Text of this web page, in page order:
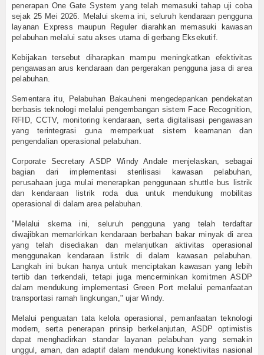
penerapan One Gate System yang telah memasuki tahap uji coba
sejak 25 Mei 2026. Melalui skema ini, seluruh kendaraan pengguna
layanan Express maupun Reguler diarahkan memasuki kawasan
pelabuhan melalui satu akses utama di gerbang Eksekutif.
Kebijakan tersebut diharapkan mampu meningkatkan efektivitas
pengawasan arus kendaraan dan pergerakan pengguna jasa di area
pelabuhan.
Sementara itu, Pelabuhan Bakauheni mengedepankan pendekatan
berbasis teknologi melalui pengembangan sistem Face Recognition,
RFID, CCTV, monitoring kendaraan, serta digitalisasi pengawasan
yang terintegrasi guna memperkuat sistem keamanan dan
pengendalian operasional pelabuhan.
Corporate Secretary ASDP Windy Andale menjelaskan, sebagai
bagian dari implementasi sterilisasi kawasan pelabuhan,
perusahaan juga mulai menerapkan penggunaan shuttle bus listrik
dan kendaraan listrik roda dua untuk mendukung mobilitas
operasional di dalam area pelabuhan.
"Melalui skema ini, seluruh pengguna yang telah terdaftar
diwajibkan memarkirkan kendaraan berbahan bakar minyak di area
yang telah disediakan dan melanjutkan aktivitas operasional
menggunakan kendaraan listrik di dalam kawasan pelabuhan.
Langkah ini bukan hanya untuk menciptakan kawasan yang lebih
tertib dan terkendali, tetapi juga mencerminkan komitmen ASDP
dalam mendukung implementasi Green Port melalui pemanfaatan
transportasi ramah lingkungan," ujar Windy.
Melalui penguatan tata kelola operasional, pemanfaatan teknologi
modern, serta penerapan prinsip berkelanjutan, ASDP optimistis
dapat menghadirkan standar layanan pelabuhan yang semakin
unggul, aman, dan adaptif dalam mendukung konektivitas nasional